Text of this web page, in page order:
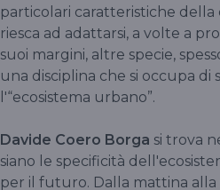
particolari caratteristiche
riesca ad adattarsi, a volte a
suoi margini, altre specie,
una disciplina che si occupa
l'“ecosistema urbano”.
Davide Coero Borga si trova
siano le specificità
per il futuro. Dalla mattina alla